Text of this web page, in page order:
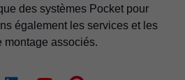
des systèmes Pocket pour
également les services et les
montage associés.